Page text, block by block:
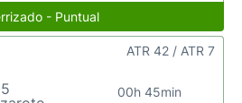
- Puntual
00h 45min
ATR 42 / ATR 7